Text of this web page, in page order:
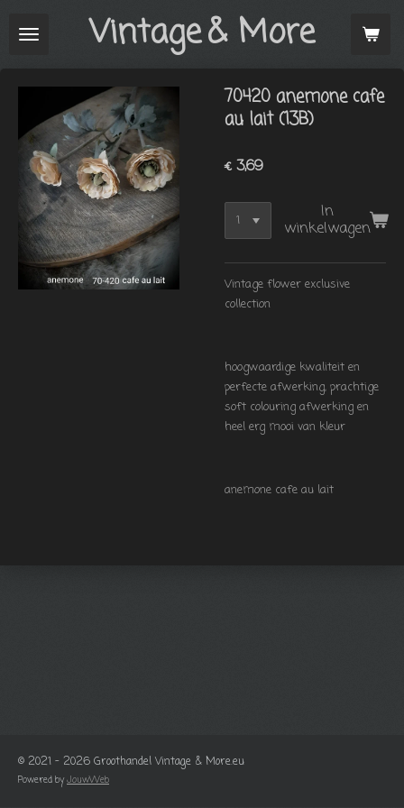
direct
Vintage& More
70420 anemone cafe
au lait (13B)
€ 3,69
In
winkelwagen
Vintage flower exclusive
collection
hoogwaardige kwaliteit en
perfecte afwerking, prachtige
soft colouring afwerking en
heel erg mooi van kleur
anemone cafe au lait
© 2021 - 2026 Groothandel Vintage & More.eu
Powered byJouwWeb